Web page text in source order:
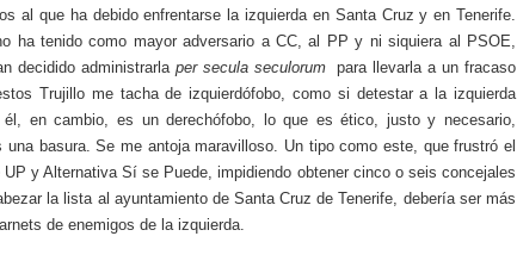
al que ha debido enfrentarse la izquierda en Santa Cruz y en Tenerife.
ha tenido como mayor adversario a CC, al PP y ni siquiera al PSOE,
decidido administrarla per secula seculorumpara llevarla a un fracaso
Trujillo me tacha de izquierdófobo, como si detestar a la izquierda
él, en cambio, es un derechófobo, lo que es ético, justo y necesario,
una basura. Se me antoja maravilloso. Un tipo como este, que frustró el
y Alternativa Sí se Puede, impidiendo obtener cinco o seis concejales
la lista al ayuntamiento de Santa Cruz de Tenerife, debería ser más
de enemigos de la izquierda.